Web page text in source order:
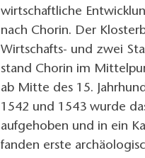
wirtschaftliche
nach Chorin. Der
Wirtschafts- und zwei
stand Chorin im
ab Mitte des 15.
1542 und 1543 wurde
aufgehoben und in ein
fanden erste